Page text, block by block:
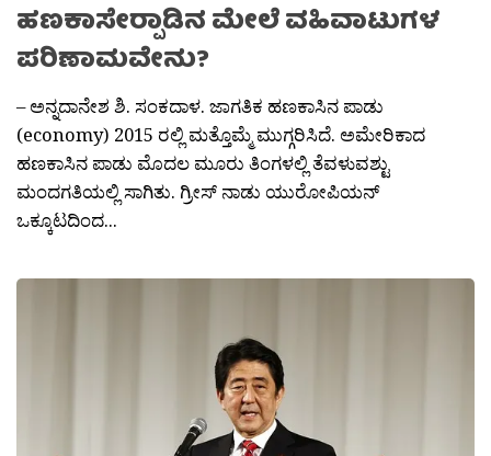
ಹಣಕಾಸೇರ‍್ಪಾಡಿನ ಮೇಲೆ ವಹಿವಾಟುಗಳ
ಪರಿಣಾಮವೇನು?
– ಅನ್ನದಾನೇಶ ಶಿ. ಸಂಕದಾಳ. ಜಾಗತಿಕ ಹಣಕಾಸಿನ ಪಾಡು
(economy) 2015 ರಲ್ಲಿ ಮತ್ತೊಮ್ಮೆ ಮುಗ್ಗರಿಸಿದೆ. ಅಮೇರಿಕಾದ
ಹಣಕಾಸಿನ ಪಾಡು ಮೊದಲ ಮೂರು ತಿಂಗಳಲ್ಲಿ ತೆವಳುವಶ್ಟು
ಮಂದಗತಿಯಲ್ಲಿ ಸಾಗಿತು. ಗ್ರೀಸ್ ನಾಡು ಯುರೋಪಿಯನ್
ಒಕ್ಕೂಟದಿಂದ...